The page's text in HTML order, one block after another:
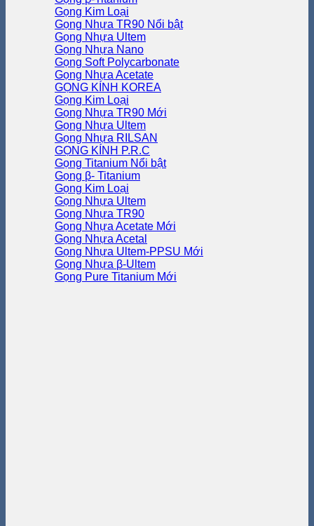
Gọng Kim Loại
Gọng Nhựa TR90
Gọng Nhựa Ultem
Gọng Nhựa Nano
Gọng Soft Polycarbonate
Gọng Nhựa Acetate
GỌNG KÍNH KOREA
Gọng Kim Loại
Gọng Nhựa TR90
Gọng Nhựa Ultem
Gọng Nhựa RILSAN
GỌNG KÍNH P.R.C
Gọng Titanium
Gọng β- Titanium
Gọng Kim Loại
Gọng Nhựa Ultem
Gọng Nhựa TR90
Gọng Nhựa Acetate
Gọng Nhựa Acetal
Gọng Nhựa Ultem-PPSU
Gọng Nhựa β-Ultem
Gọng Pure Titanium